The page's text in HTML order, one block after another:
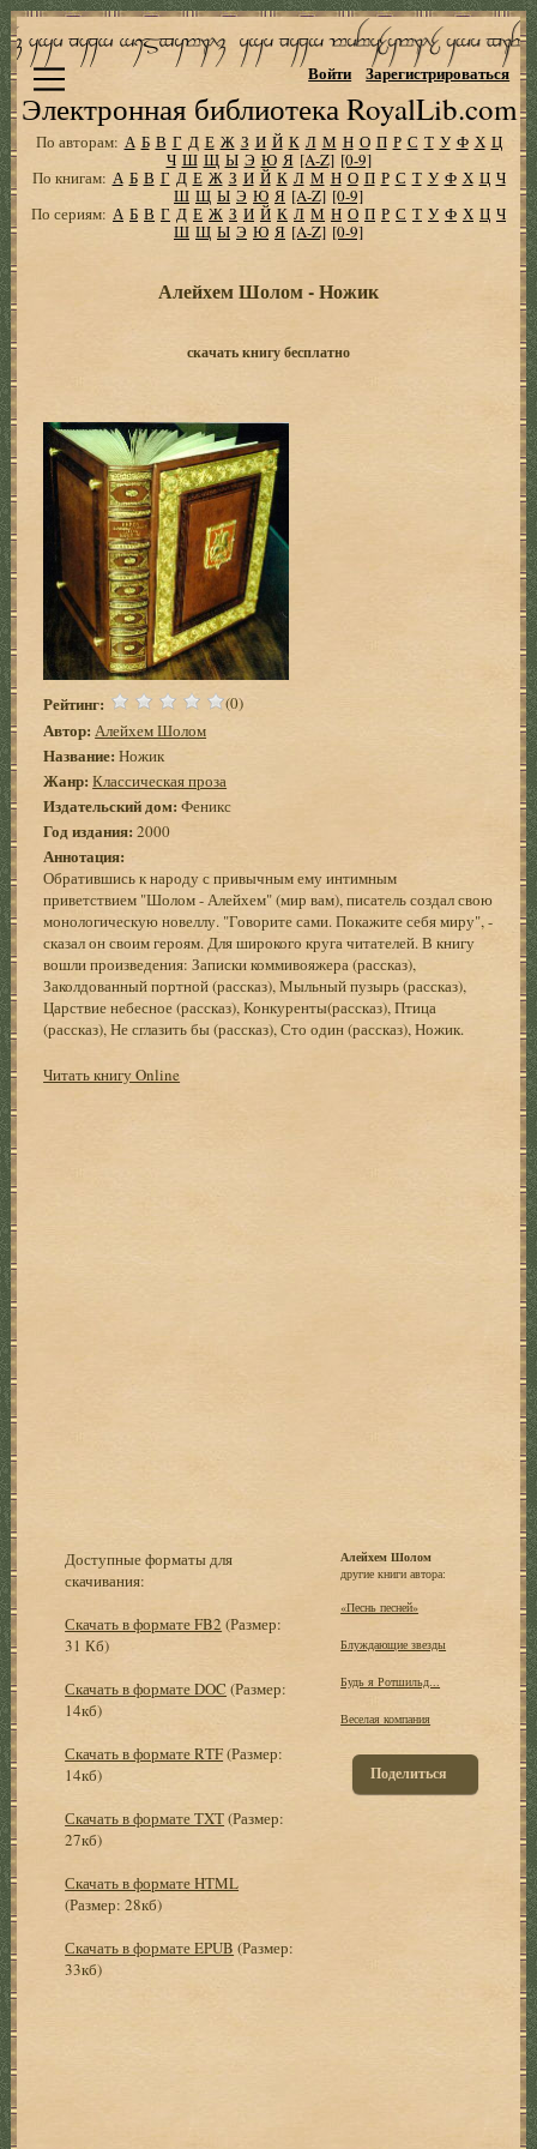
Электронная библиотека RoyalLib.com
Войти Зарегистрироваться
По авторам: А Б В Г Д Е Ж З И Й К Л М Н О П Р С Т У Ф Х Ц
Ч Ш Щ Ы Э Ю Я [A-Z] [0-9]
По книгам: А Б В Г Д Е Ж З И Й К Л М Н О П Р С Т У Ф Х Ц Ч
Ш Щ Ы Э Ю Я [A-Z] [0-9]
По сериям: А Б В Г Д Е Ж З И Й К Л М Н О П Р С Т У Ф Х Ц Ч
Ш Щ Ы Э Ю Я [A-Z] [0-9]
Алейхем Шолом - Ножик
скачать книгу бесплатно
Рейтинг: (0)
Автор: Алейхем Шолом
Название: Ножик
Жанр: Классическая проза
Издательский дом: Феникс
Год издания: 2000
Аннотация:
Обратившись к народу с привычным ему интимным
приветствием "Шолом - Алейхем" (мир вам), писатель создал свою
монологическую новеллу. "Говорите сами. Покажите себя миру", -
сказал он своим героям. Для широкого круга читателей. В книгу
вошли произведения: Записки коммивояжера (рассказ),
Заколдованный портной (рассказ), Мыльный пузырь (рассказ),
Царствие небесное (рассказ), Конкуренты(рассказ), Птица
(рассказ), Не сглазить бы (рассказ), Сто один (рассказ), Ножик.
Читать книгу Online
Доступные форматы для
скачивания:
Скачать в формате FB2 (Размер:
31 Кб)
Скачать в формате DOC (Размер:
14кб)
Скачать в формате RTF(Размер:
14кб)
Скачать в формате TXT(Размер:
27кб)
Скачать в формате HTML
(Размер: 28кб)
Скачать в формате EPUB (Размер:
33кб)
Алейхем Шолом
другие книги автора:
«Песнь песней»
Блуждающие звезды
Будь я Ротшильд...
Веселая компания
Поделиться